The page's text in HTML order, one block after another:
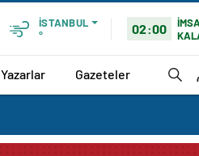
İSTANBUL
°
02:00
Yazarlar Gazeteler